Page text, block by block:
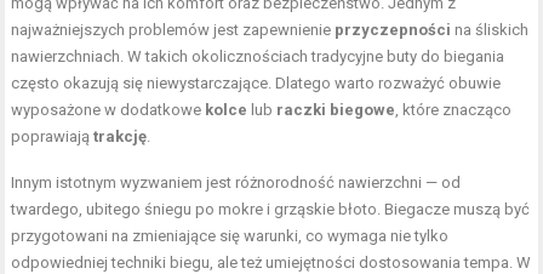
najważniejszych problemów jest zapewnienie przyczepności na śliskich
nawierzchniach. W takich okolicznościach tradycyjne buty do biegania
często okazują się niewystarczające. Dlatego warto rozważyć obuwie
wyposażone w dodatkowe kolce lub raczki biegowe, które znacząco
poprawiajątrakcję.
Innym istotnym wyzwaniem jest różnorodność nawierzchni — od
twardego, ubitego śniegu po mokre i grząskie błoto. Biegacze muszą być
przygotowani na zmieniające się warunki, co wymaga nie tylko
odpowiedniej techniki biegu, ale też umiejętności dostosowania tempa. W